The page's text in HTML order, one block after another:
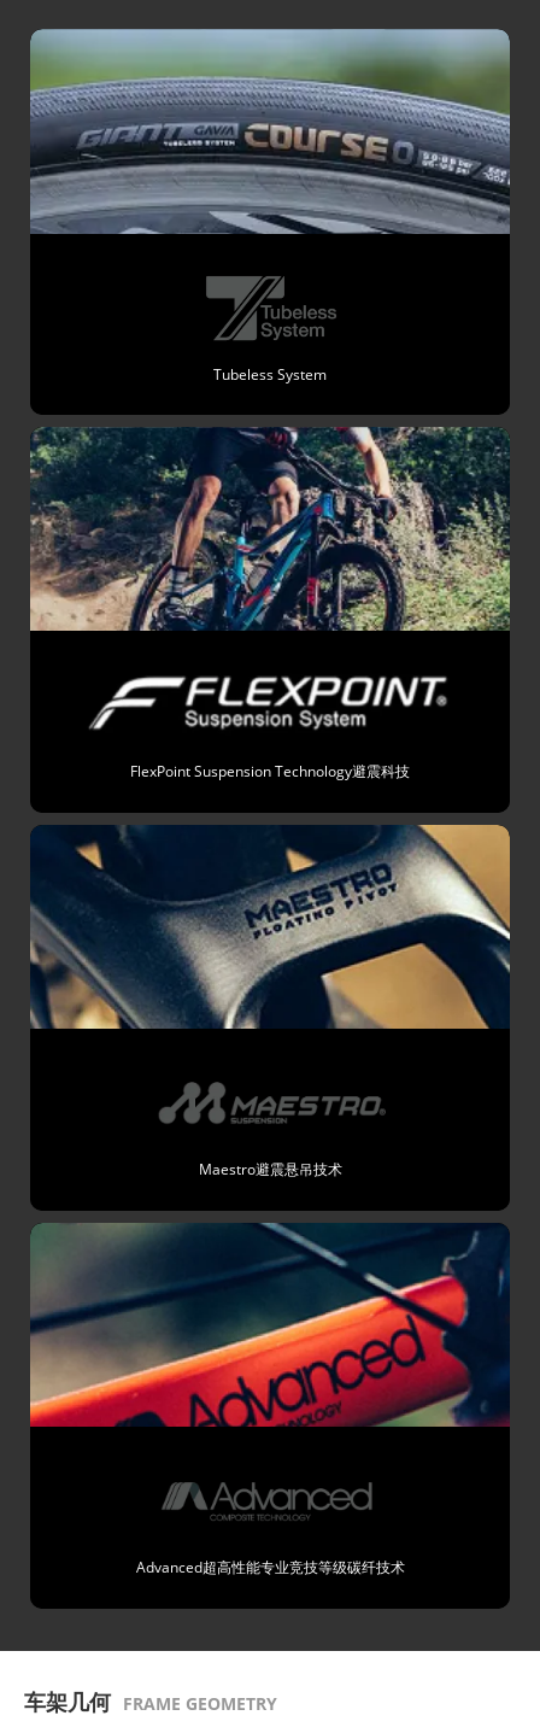
Tubeless System
FlexPoint Suspension Technology避震科技
Maestro避震悬吊技术
Advanced超高性能专业竞技等级碳纤技术
车架几何 FRAME GEOMETRY